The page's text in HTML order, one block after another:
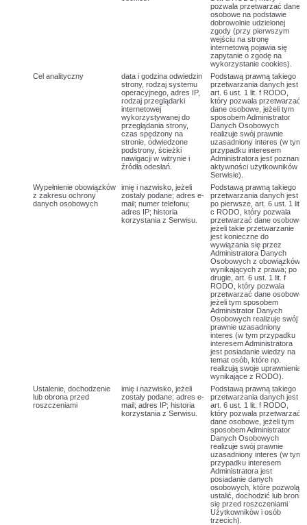
pozwala przetwarzać dane
osobowe na podstawie
dobrowolnie udzielonej
zgody (przy pierwszym
wejściu na stronę
internetową pojawia się
zapytanie o zgodę na
wykorzystanie cookies).
Cel analityczny
data i godzina odwiedzin
strony, rodzaj systemu
operacyjnego, adres IP,
rodzaj przeglądarki
internetowej
wykorzystywanej do
przeglądania strony,
czas spędzony na
stronie, odwiedzone
podstrony, ścieżki
nawigacji w witrynie i
źródła odesłań.
Podstawą prawną takiego
przetwarzania danych jest
art. 6 ust. 1 lit. f RODO,
który pozwala przetwarzać
dane osobowe, jeżeli tym
sposobem Administrator
Danych Osobowych
realizuje swój prawnie
uzasadniony interes (w tym
przypadku interesem
Administratora jest poznanie
aktywności użytkowników w
Serwisie).
Wypełnienie obowiązków
z zakresu ochrony
danych osobowych
imię i nazwisko, jeżeli
zostały podane; adres e-
mail; numer telefonu;
adres IP; historia
korzystania z Serwisu.
Podstawą prawną takiego
przetwarzania danych jest
po pierwsze, art. 6 ust. 1 lit.
c RODO, który pozwala
przetwarzać dane osobowe,
jeżeli takie przetwarzanie
jest konieczne do
wywiązania się przez
Administratora Danych
Osobowych z obowiązków
wynikających z prawa; po
drugie, art. 6 ust. 1 lit. f
RODO, który pozwala
przetwarzać dane osobowe,
jeżeli tym sposobem
Administrator Danych
Osobowych realizuje swój
prawnie uzasadniony
interes (w tym przypadku
interesem Administratora
jest posiadanie wiedzy na
temat osób, które np.
realizują swoje uprawnienia
wynikające z RODO).
Ustalenie, dochodzenie
lub obrona przed
roszczeniami
imię i nazwisko, jeżeli
zostały podane; adres e-
mail; adres IP; historia
korzystania z Serwisu.
Podstawą prawną takiego
przetwarzania danych jest
art. 6 ust. 1 lit. f RODO,
który pozwala przetwarzać
dane osobowe, jeżeli tym
sposobem Administrator
Danych Osobowych
realizuje swój prawnie
uzasadniony interes (w tym
przypadku interesem
Administratora jest
posiadanie danych
osobowych, które pozwolą
ustalić, dochodzić lub bronić
się przed roszczeniami
Użytkowników i osób
trzecich).